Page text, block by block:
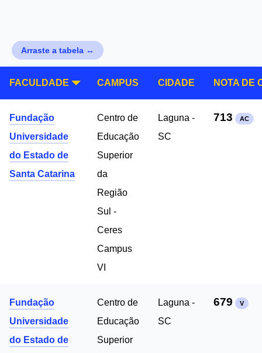
Arraste a tabela ↔
FACULDADE CAMPUS CIDADE NOTA DE
Fundação
Universidade
do Estado de
Santa Catarina
Centro de
Educação
Superior
da
Região
Sul -
Ceres
Campus
VI
Laguna -
SC
713 AC
Fundação
Universidade
do Estado de
Centro de
Educação
Superior
Laguna -
SC
679 V